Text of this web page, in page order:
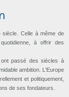
siècle. Celle à même de
à offrir des
passé des siècles à
ambition. L'Europe
et politiquement,
de ses fondateurs.